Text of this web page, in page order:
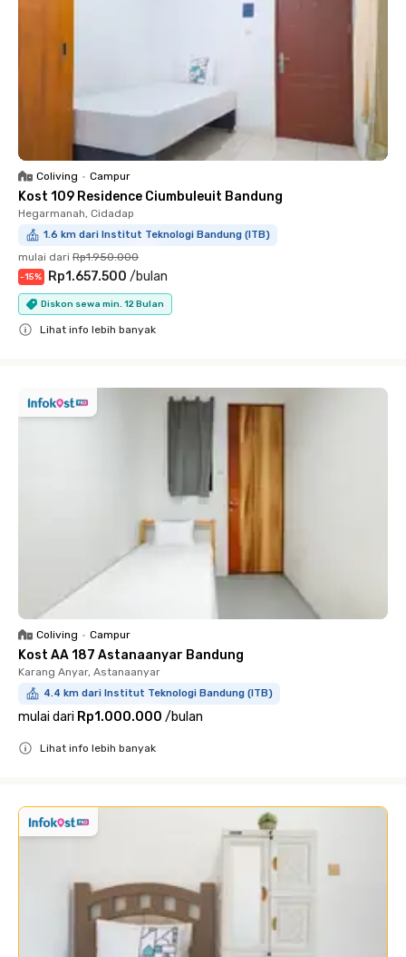
Coliving • Campur
Kost 109 Residence Ciumbuleuit Bandung
Hegarmanah, Cidadap
1.6 km dari Institut Teknologi Bandung (ITB)
mulai dari Rp1.950.000
-15% Rp1.657.500 /bulan
Diskon sewa min. 12 Bulan
Lihat info lebih banyak
Coliving • Campur
Kost AA 187 Astanaanyar Bandung
Karang Anyar, Astanaanyar
4.4 km dari Institut Teknologi Bandung (ITB)
mulai dari Rp1.000.000 /bulan
Lihat info lebih banyak